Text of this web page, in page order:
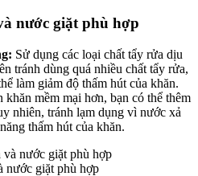
nước giặt phù hợp
Sử dụng các loại chất tẩy rửa dịu
tránh dùng quá nhiều chất tẩy rửa,
làm giảm độ thấm hút của khăn.
khăn mềm mại hơn, bạn có thể thêm
nhiên, tránh lạm dụng vì nước xả
thấm hút của khăn.
nước giặt phù hợp